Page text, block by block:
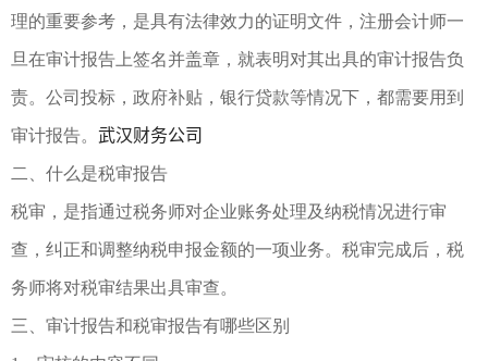
理的重要参考，是具有法律效力的证明文件，注册会计师一
旦在审计报告上签名并盖章，就表明对其出具的审计报告负
责。公司投标，政府补贴，银行贷款等情况下，都需要用到
审计报告。 武汉财务公司
二、什么是税审报告
税审，是指通过税务师对企业账务处理及纳税情况进行审
查，纠正和调整纳税申报金额的一项业务。税审完成后，税
务师将对税审结果出具审查。
三、审计报告和税审报告有哪些区别